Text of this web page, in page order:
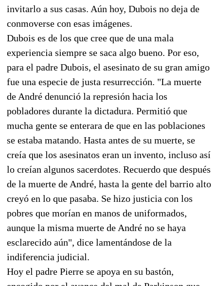
invitarlo a sus casas. Aún hoy, Dubois no deja de
conmoverse con esas imágenes.
Dubois es de los que cree que de una mala
experiencia siempre se saca algo bueno. Por eso,
para el padre Dubois, el asesinato de su gran amigo
fue una especie de justa resurrección. "La muerte
de André denunció la represión hacia los
pobladores durante la dictadura. Permitió que
mucha gente se enterara de que en las poblaciones
se estaba matando. Hasta antes de su muerte, se
creía que los asesinatos eran un invento, incluso así
lo creían algunos sacerdotes. Recuerdo que después
de la muerte de André, hasta la gente del barrio alto
creyó en lo que pasaba. Se hizo justicia con los
pobres que morían en manos de uniformados,
aunque la misma muerte de André no se haya
esclarecido aún", dice lamentándose de la
indiferencia judicial.
Hoy el padre Pierre se apoya en su bastón,